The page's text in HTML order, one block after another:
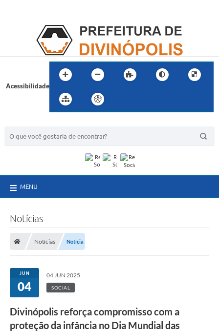
Acessibilidade
MENU
Notícias
Notícias Notícia
JUN
04
04 JUN 2025
SOCIAL
Divinópolis reforça compromisso com a
proteção da infância no Dia Mundial das